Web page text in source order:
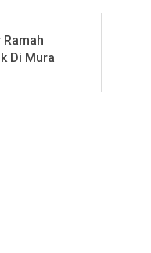
Di Mura